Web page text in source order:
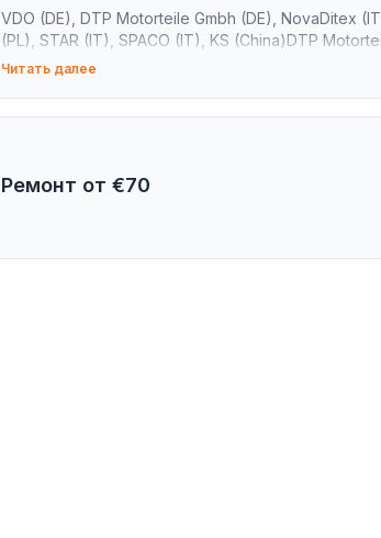
VDO (DE), DTP Motorteile Gmbh (DE), NovaDitex
(PL), STAR (IT), SPACO (IT), KS (China)DTP
BOSIO (IT), Wuzetem (PL), STAR (IT), SPACO (IT),
Читать далее
Ремонт от €70